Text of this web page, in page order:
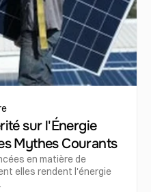
sur l'Énergie
Mythes Courants
en matière de
elles rendent l'énergie